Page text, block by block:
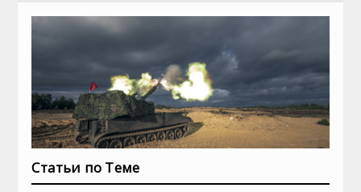
Статьи по Теме